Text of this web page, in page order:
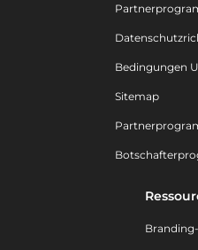
Bedingungen
Sitemap